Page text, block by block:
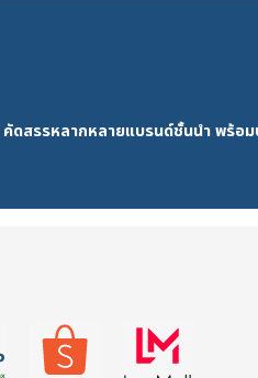
รหลากหลายแบรนด์ชั้นนำ พร้อม